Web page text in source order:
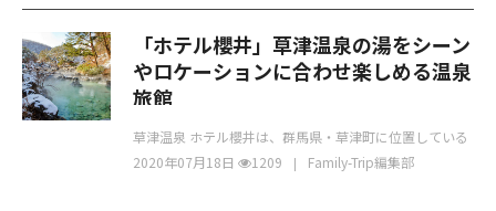
「ホテル櫻井」草津温泉の湯をシーン
やロケーションに合わせ楽しめる温泉
旅館
草津温泉 ホテル櫻井は、群馬県・草津町に位置している
数ある山々や源泉に恵まれたホテルです。 草津町と
2020年07月18日 1209 Family-Trip編集部